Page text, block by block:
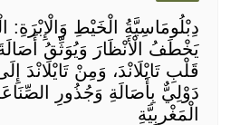
دِبْلُومَاسِيَّةُ الْخَيْطِ وَالْإِبْرَةِ:
يَخْطَفُ الْأَنْظَارَ وَيُوَثِّقُ
قَلْبِ تَايْلَانْدَ، وَمِنْ تَايْلَانْدَ
دَوْلِيٌّ بِأَصَالَةِ وَجُذُورِ
الْمَغْرِبِيَّةِ